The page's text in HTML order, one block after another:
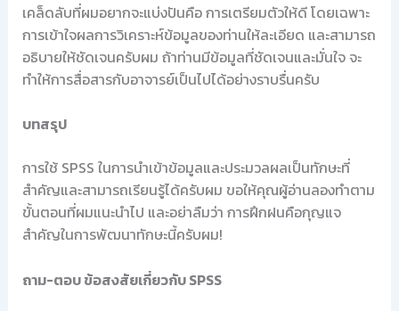
เคล็ดลับที่ผมอยากจะแบ่งปันคือ การเตรียมตัวให้ดี โดยเฉพาะ
การเข้าใจผลการวิเคราะห์ข้อมูลของท่านให้ละเอียด และสามารถ
อธิบายให้ชัดเจนครับผม ถ้าท่านมีข้อมูลที่ชัดเจนและมั่นใจ จะ
ทำให้การสื่อสารกับอาจารย์เป็นไปได้อย่างราบรื่นครับ
บทสรุป
การใช้ SPSS ในการนำเข้าข้อมูลและประมวลผลเป็นทักษะที่
สำคัญและสามารถเรียนรู้ได้ครับผม ขอให้คุณผู้อ่านลองทำตาม
ขั้นตอนที่ผมแนะนำไป และอย่าลืมว่า การฝึกฝนคือกุญแจ
สำคัญในการพัฒนาทักษะนี้ครับผม!
ถาม-ตอบ ข้อสงสัยเกี่ยวกับ SPSS